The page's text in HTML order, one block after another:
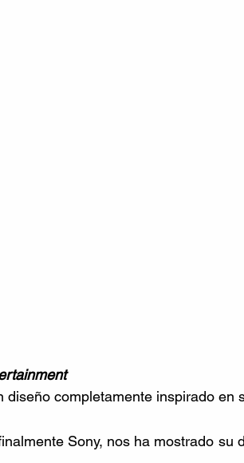
diseño completamente inspirado en
Sony, nos ha mostrado su